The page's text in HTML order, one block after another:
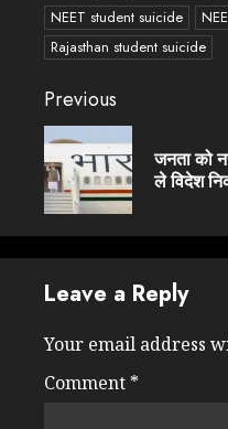
NEET student suicide
Rajasthan student suicide
Continue
Reading
Previous
जनता को
ले विदेश
Leave a Reply
Your email address
Comment *